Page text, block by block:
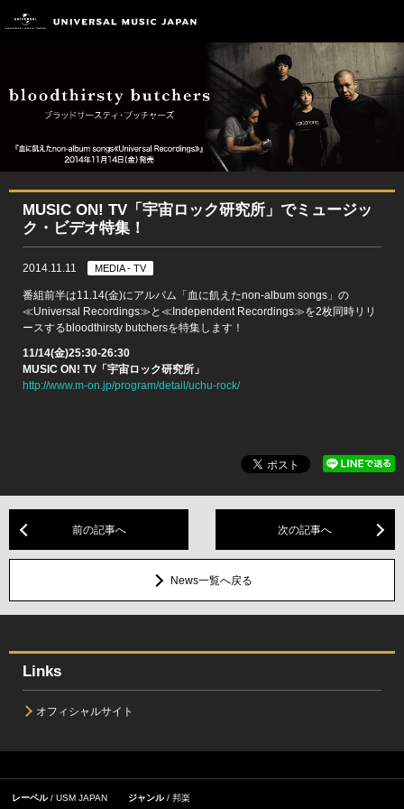
MUSIC ON! TV「宇宙ロック研究所」でミュージッ
ク・ビデオ特集！
2014.11.11 MEDIA - TV
番組前半は11.14(金)にアルバム「血に飢えたnon-album songs」の
≪Universal Recordings≫と≪Independent Recordings≫を2枚同時リリ
ースするbloodthirsty butchersを特集します！
11/14(金)25:30-26:30
MUSIC ON! TV「宇宙ロック研究所」
http://www.m-on.jp/program/detail/uchu-rock/
前の記事へ 次の記事へ
News一覧へ戻る
Links
オフィシャルサイト
レーベル USM JAPAN ジャンル 邦楽